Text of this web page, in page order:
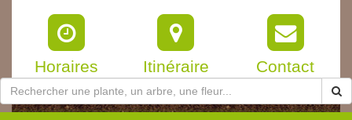
Horaires Itinéraire Contact